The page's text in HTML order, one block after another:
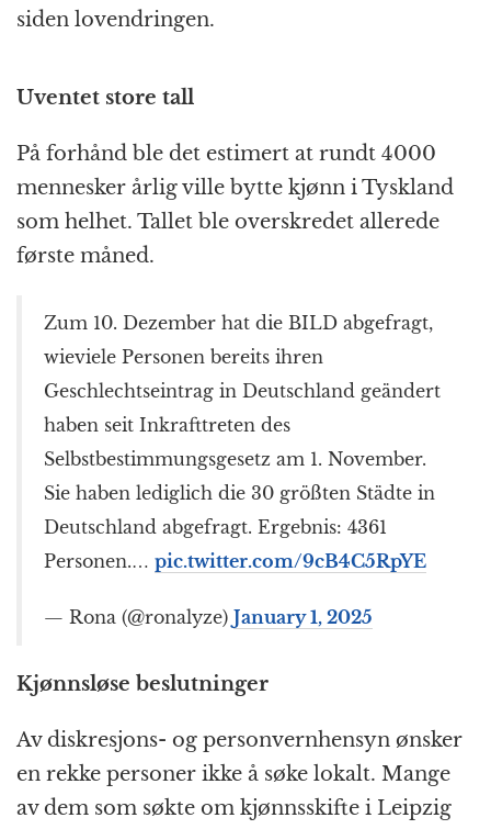
siden lovendringen.
Uventet store tall
På forhånd ble det estimert at rundt 4000
mennesker årlig ville bytte kjønn i Tyskland
som helhet. Tallet ble overskredet allerede
første måned.
Zum 10. Dezember hat die BILD abgefragt,
wieviele Personen bereits ihren
Geschlechtseintrag in Deutschland geändert
haben seit Inkrafttreten des
Selbstbestimmungsgesetz am 1. November.
Sie haben lediglich die 30 größten Städte in
Deutschland abgefragt. Ergebnis: 4361
Personen.… pic.twitter.com/9cB4C5RpYE
— Rona (@ronalyze) January 1, 2025
Kjønnsløse beslutninger
Av diskresjons- og personvernhensyn ønsker
en rekke personer ikke å søke lokalt. Mange
av dem som søkte om kjønnsskifte i Leipzig